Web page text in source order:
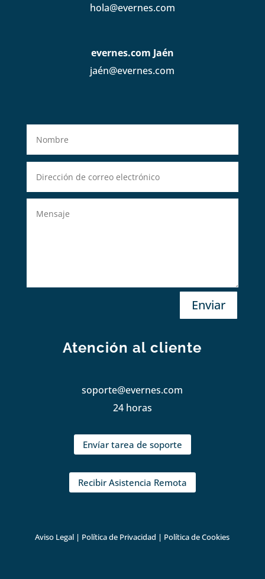
hola@evernes.com
evernes.com Jaén
jaén@evernes.com
Enviar
Atención al cliente
soporte@evernes.com
24 horas
Envíar tarea de soporte
Recibir Asistencia Remota
Aviso Legal | Política de Privacidad | Política de Cookies